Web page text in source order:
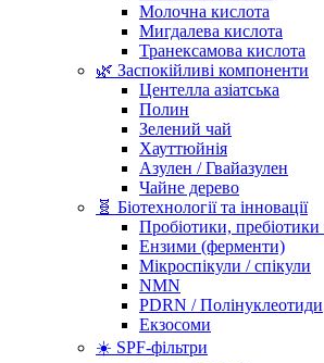
Молочна кислота
Мигдалева кислота
Транексамова кислота
🌿 Заспокійливі компоненти
Центелла азіатська
Полин
Зелений чай
Хауттюйнія
Азулен / Гвайазулен
Чайне дерево
🧬 Біотехнології та інновації
Пробіотики, пребіотики
Ензими (ферменти)
Мікроспікули / спікули
NMN
PDRN / Полінуклеотиди
Екзосоми
☀️ SPF-фільтри